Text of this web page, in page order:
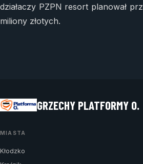
działaczy PZPN resort planował
miliony złotych.
GRZECHY PLATFORMY O.
MIASTA
Kłodzko